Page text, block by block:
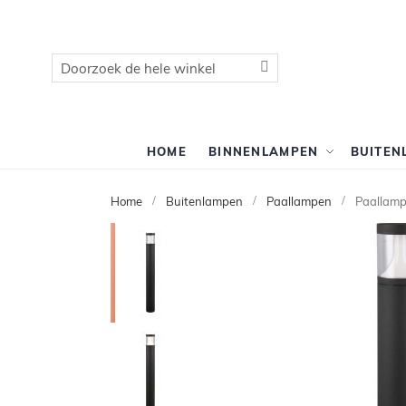
Zoek
HOME BINNENLAMPEN
Home Buitenlampen Paallampen
de
afbeeldingen-